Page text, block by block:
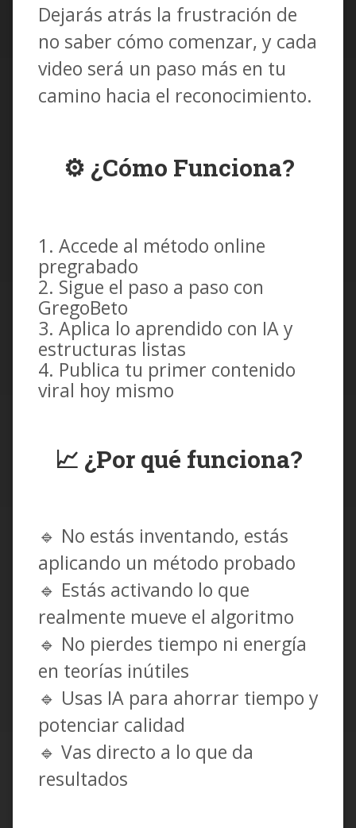
Dejarás atrás la frustración de
no saber cómo comenzar, y cada
video será un paso más en tu
camino hacia el reconocimiento.
⚙️ ¿Cómo Funciona?
Accede al método online
pregrabado
Sigue el paso a paso con
GregoBeto
Aplica lo aprendido con IA y
estructuras listas
Publica tu primer contenido
viral hoy mismo
📈 ¿Por qué funciona?
🔹 No estás inventando, estás
aplicando un método probado
🔹 Estás activando lo que
realmente mueve el algoritmo
🔹 No pierdes tiempo ni energía
en teorías inútiles
🔹 Usas IA para ahorrar tiempo y
potenciar calidad
🔹 Vas directo a lo que da
resultados